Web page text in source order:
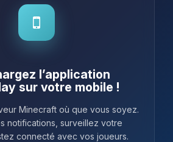
l’application
sur votre mobile !
Minecraft où que vous soyez.
notifications, surveillez votre
connecté avec vos joueurs.